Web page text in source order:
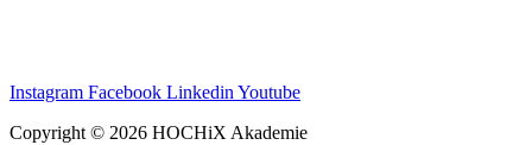
Instagram Facebook Linkedin Youtube
Copyright © 2026 HOCHiX Akademie